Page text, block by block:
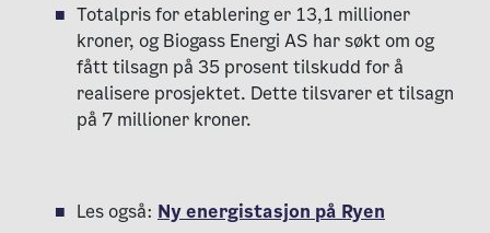
Totalpris for etablering er 13,1 millioner
kroner, og Biogass Energi AS har søkt om og
fått tilsagn på 35 prosent tilskudd for å
realisere prosjektet. Dette tilsvarer et tilsagn
på 7 millioner kroner.
Les også: Ny energistasjon på Ryen